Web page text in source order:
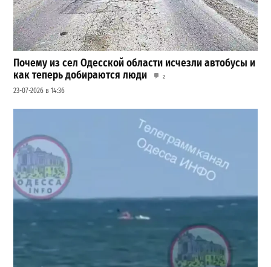
Почему из сел Одесской области исчезли автобусы и
как теперь добираются люди
2
23-07-2026 в 14:36